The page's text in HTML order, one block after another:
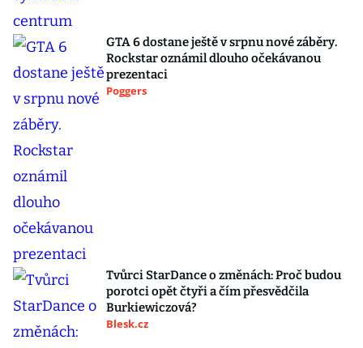
GTA 6 dostane ještě v srpnu nové záběry.
Rockstar oznámil dlouho očekávanou
prezentaci
Poggers
Tvůrci StarDance o změnách: Proč budou
porotci opět čtyři a čím přesvědčila
Burkiewiczová?
Blesk.cz